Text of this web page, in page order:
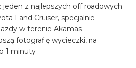
jeden z najlepszych off roadowych
Land Cruiser, specjalnie
w terenie Akamas
fotografię wycieczki, na
1 minuty